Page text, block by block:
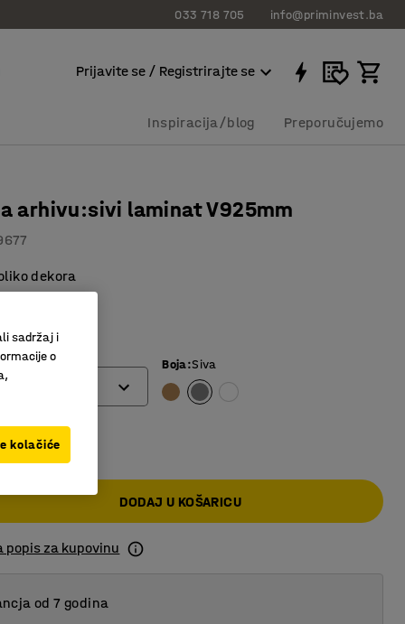
033 718 705 info@priminvest.ba
Prijavite se / Registrirajte se
Inspiracija/blog Preporučujemo
arhivu:sivi laminat V925mm
dekora
Boja:Siva
DODAJ U KOŠARICU
popis za kupovinu
od 7 godina
sadržaj i
o
kolačiće